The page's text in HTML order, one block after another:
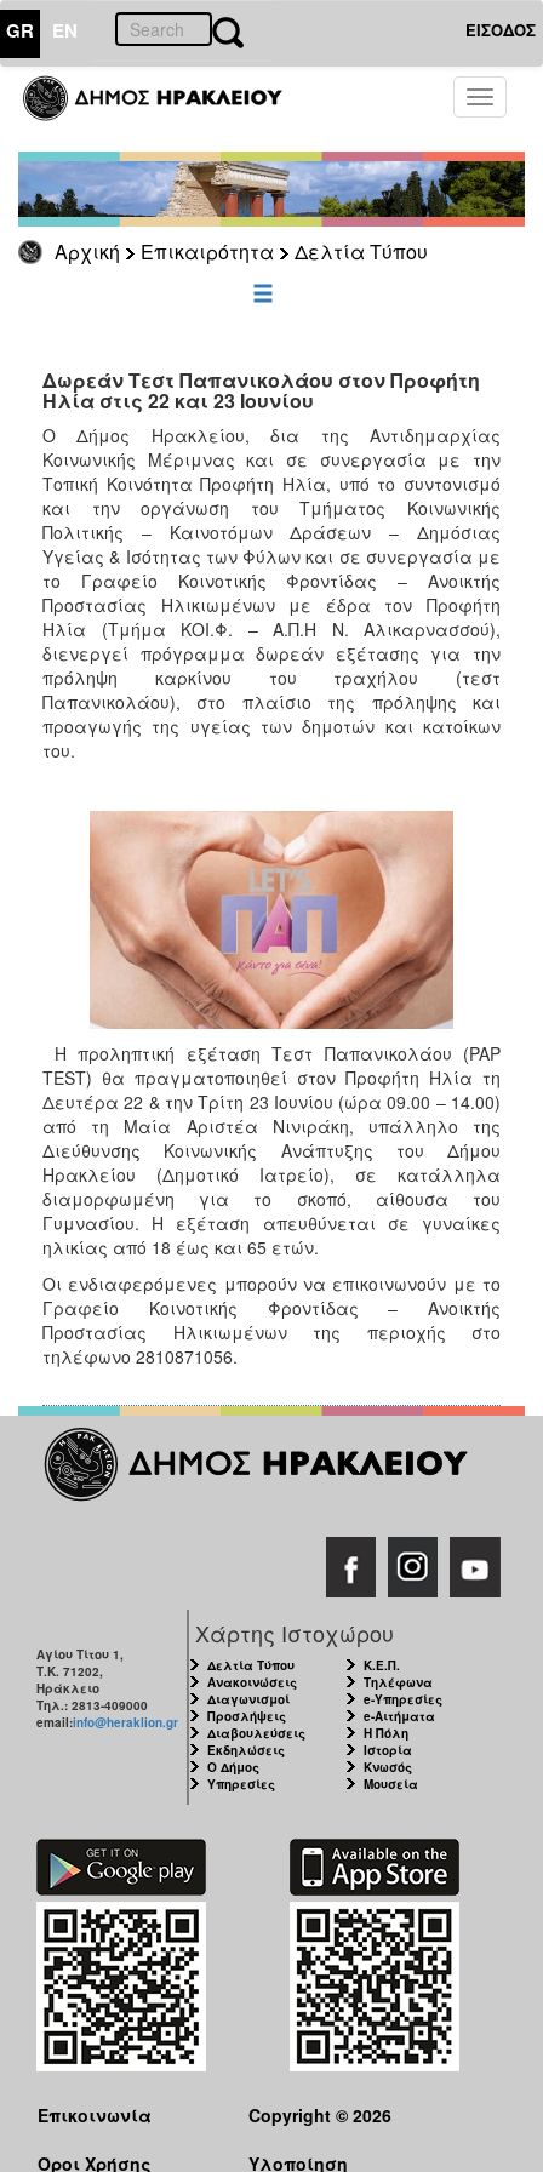
GR EN ΕΙΣΟΔΟΣ
Toggle
Αρχική Επικαιρότητα Δελτία Τύπου
ΕΠΙΚΑΙΡΟΤΗΤΑ
Τύπου
Αρχείο
ΕΠΙΣΚΕΠΤΗΣ
ΗΡΑΚΛΕΙΟ
Δωρεάν Τεστ Παπανικολάου στον Προφήτη
Ηλία στις 22 και 23 Ιουνίου
Ο Δήμος Ηρακλείου, δια της Αντιδημαρχίας
Κοινωνικής Μέριμνας και σε συνεργασία με την
Τοπική Κοινότητα Προφήτη Ηλία, υπό το συντονισμό
και την οργάνωση του Τμήματος Κοινωνικής
Πολιτικής – Καινοτόμων Δράσεων – Δημόσιας
Υγείας & Ισότητας των Φύλων και σε συνεργασία με
το Γραφείο Κοινοτικής Φροντίδας – Ανοικτής
Προστασίας Ηλικιωμένων με έδρα τον Προφήτη
Ηλία (Τμήμα ΚΟΙ.Φ. – Α.Π.Η Ν. Αλικαρνασσού),
διενεργεί πρόγραμμα δωρεάν εξέτασης για την
πρόληψη καρκίνου του τραχήλου (τεστ
Παπανικολάου), στο πλαίσιο της πρόληψης και
προαγωγής της υγείας των δημοτών και κατοίκων
του.
Η προληπτική εξέταση Τεστ Παπανικολάου (PAP
TEST) θα πραγματοποιηθεί στον Προφήτη Ηλία τη
Δευτέρα 22 & την Τρίτη 23 Ιουνίου (ώρα 09.00 – 14.00)
από τη Μαία Αριστέα Νινιράκη, υπάλληλο της
Διεύθυνσης Κοινωνικής Ανάπτυξης του Δήμου
Ηρακλείου (Δημοτικό Ιατρείο), σε κατάλληλα
διαμορφωμένη για το σκοπό, αίθουσα του
Γυμνασίου. Η εξέταση απευθύνεται σε γυναίκες
ηλικίας από 18 έως και 65 ετών.
Οι ενδιαφερόμενες μπορούν να επικοινωνούν με το
Γραφείο Κοινοτικής Φροντίδας – Ανοικτής
Προστασίας Ηλικιωμένων της περιοχής στο
τηλέφωνο 2810871056.
Αγίου Τίτου 1,
Τ.Κ. 71202,
Ηράκλειο
Τηλ.: 2813-409000
email:info@heraklion.gr
Χάρτης Ιστοχώρου
Δελτία Τύπου
Ανακοινώσεις
Διαγωνισμοί
Προσλήψεις
Διαβουλεύσεις
Εκδηλώσεις
Ο Δήμος
Υπηρεσίες
Κ.Ε.Π.
Τηλέφωνα
e-Υπηρεσίες
e-Αιτήματα
Η Πόλη
Ιστορία
Κνωσός
Μουσεία
Επικοινωνία
Όροι Χρήσης
Copyright © 2026
Υλοποίηση